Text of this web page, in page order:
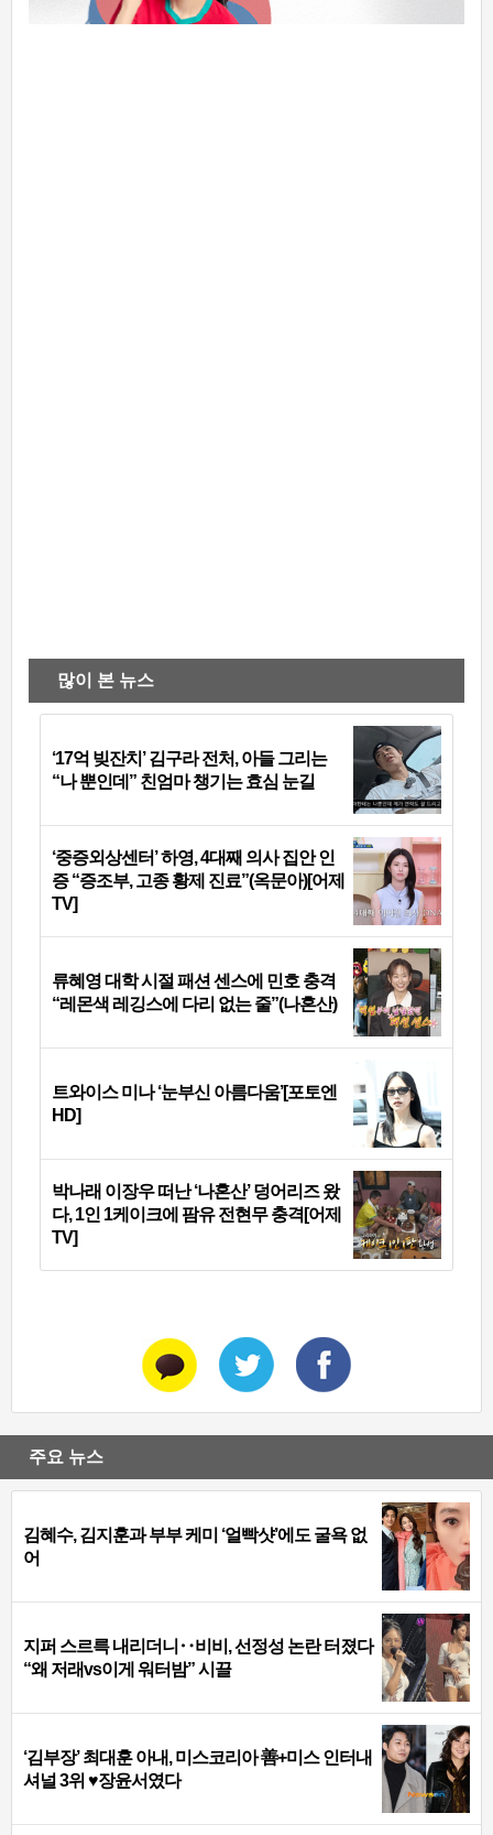
많이 본 뉴스
‘17억 빚잔치’ 김구라 전처, 아들 그리는
“나 뿐인데” 친엄마 챙기는 효심 눈길
‘중증외상센터’ 하영, 4대째 의사 집안 인
증 “증조부, 고종 황제 진료”(옥문아)[어제
TV]
류혜영 대학 시절 패션 센스에 민호 충격
“레몬색 레깅스에 다리 없는 줄”(나혼산)
트와이스 미나 ‘눈부신 아름다움’[포토엔
HD]
박나래 이장우 떠난 ‘나혼산’ 덩어리즈 왔
다, 1인 1케이크에 팜유 전현무 충격[어제
TV]
주요 뉴스
김혜수, 김지훈과 부부 케미 ‘얼빡샷’에도 굴욕 없
어
지퍼 스르륵 내리더니‥비비, 선정성 논란 터졌다
“왜 저래vs이게 워터밤” 시끌
‘김부장’ 최대훈 아내, 미스코리아 善+미스 인터내
셔널 3위 ♥장윤서였다